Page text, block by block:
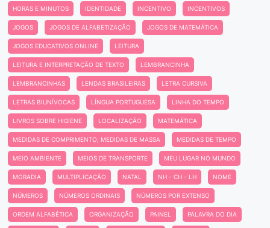
HORAS E MINUTOS IDENTIDADE INCENTIVO INCENTIVOS
JOGOS JOGOS DE ALFABETIZAÇÃO JOGOS DE MATEMÁTICA
JOGOS EDUCATIVOS ONLINE LEITURA
LEITURA E INTERPRETAÇÃO DE TEXTO LEMBRANCINHA
LEMBRANCINHAS LENDAS BRASILEIRAS LETRA CURSIVA
LETRAS BIUNÍVOCAS LÍNGUA PORTUGUESA LINHA DO TEMPO
LIVROS SOBRE HIGIENE LOCALIZAÇÃO MATEMÁTICA
MEDIDAS DE COMPRIMENTO; MEDIDAS DE MASSA MEDIDAS DE TEMPO
MEIO AMBIENTE MEIOS DE TRANSPORTE MEU LUGAR NO MUNDO
MORADIA MULTIPLICAÇÃO NATAL NH - CH - LH NOME
NÚMEROS NÚMEROS ORDINAIS NÚMEROS POR EXTENSO
ORDEM ALFABÉTICA ORGANIZAÇÃO PAINEL PALAVRA DO DIA